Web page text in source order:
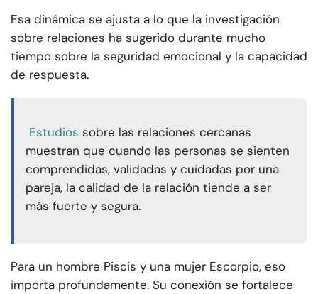
Esa dinámica se ajusta a lo que la investigación
sobre relaciones ha sugerido durante mucho
tiempo sobre la seguridad emocional y la capacidad
de respuesta.
Estudios sobre las relaciones cercanas
muestran que cuando las personas se sienten
comprendidas, validadas y cuidadas por una
pareja, la calidad de la relación tiende a ser
más fuerte y segura.
Para un hombre Piscis y una mujer Escorpio, eso
importa profundamente. Su conexión se fortalece